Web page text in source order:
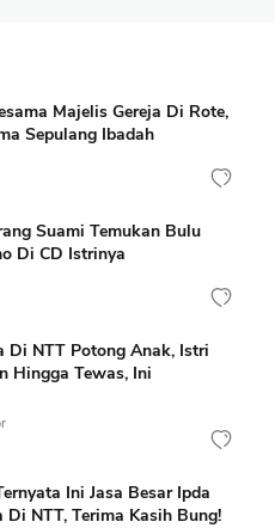
Majelis Gereja Di Rote,
Sepulang Ibadah
Suami Temukan Bulu
Di CD Istrinya
Di NTT Potong Anak, Istri
Hingga Tewas, Ini
Ini Jasa Besar Ipda
NTT, Terima Kasih Bung!